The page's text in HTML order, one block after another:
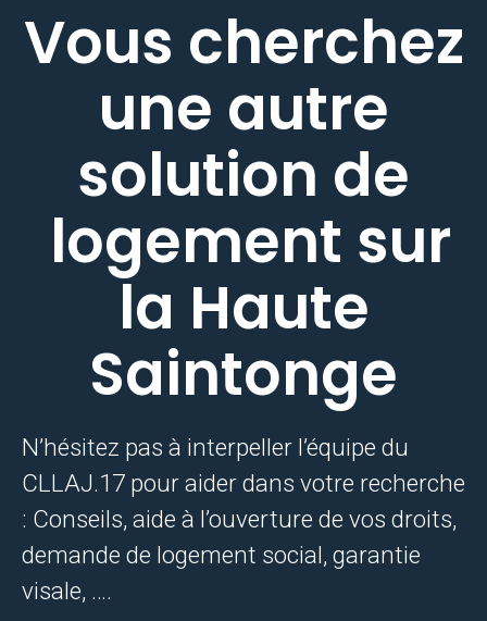
Vous cherchez
une autre
solution de
logement sur
la Haute
Saintonge
N’hésitez pas à interpeller l’équipe du
CLLAJ.17 pour aider dans votre recherche
: Conseils, aide à l’ouverture de vos droits,
demande de logement social, garantie
visale, ….